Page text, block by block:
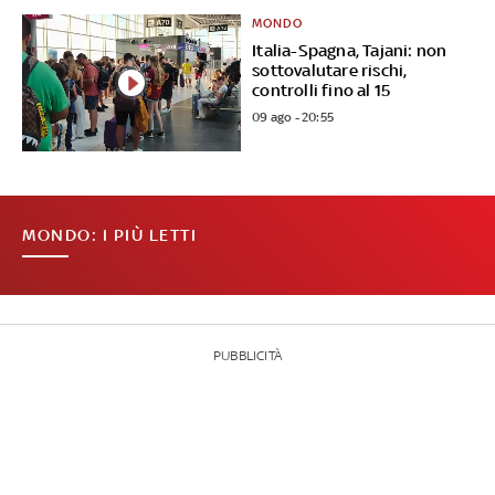
Italia-Spagna, Tajani: non
sottovalutare rischi,
controlli fino al 15
MONDO
09 ago - 20:55
MONDO: I PIÙ LETTI
PUBBLICITÀ